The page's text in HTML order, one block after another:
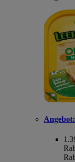
Angebot: